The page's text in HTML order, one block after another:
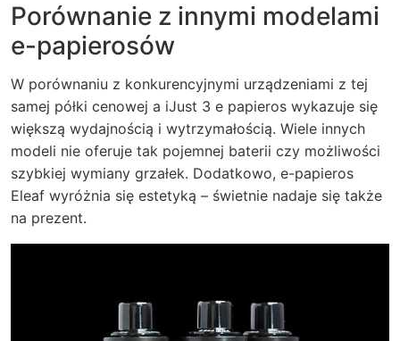
Porównanie z innymi modelami
e-papierosów
W porównaniu z konkurencyjnymi urządzeniami z tej
samej półki cenowej a iJust 3 e papieros wykazuje się
większą wydajnością i wytrzymałością. Wiele innych
modeli nie oferuje tak pojemnej baterii czy możliwości
szybkiej wymiany grzałek. Dodatkowo, e-papieros
Eleaf wyróżnia się estetyką – świetnie nadaje się także
na prezent.